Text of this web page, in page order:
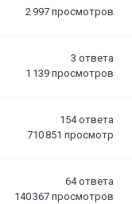
2 997 просмотров
3 ответа
1 139 просмотров
154 ответа
710 851 просмотр
64 ответа
140 367 просмотров